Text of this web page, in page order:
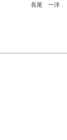
長尾 一洋